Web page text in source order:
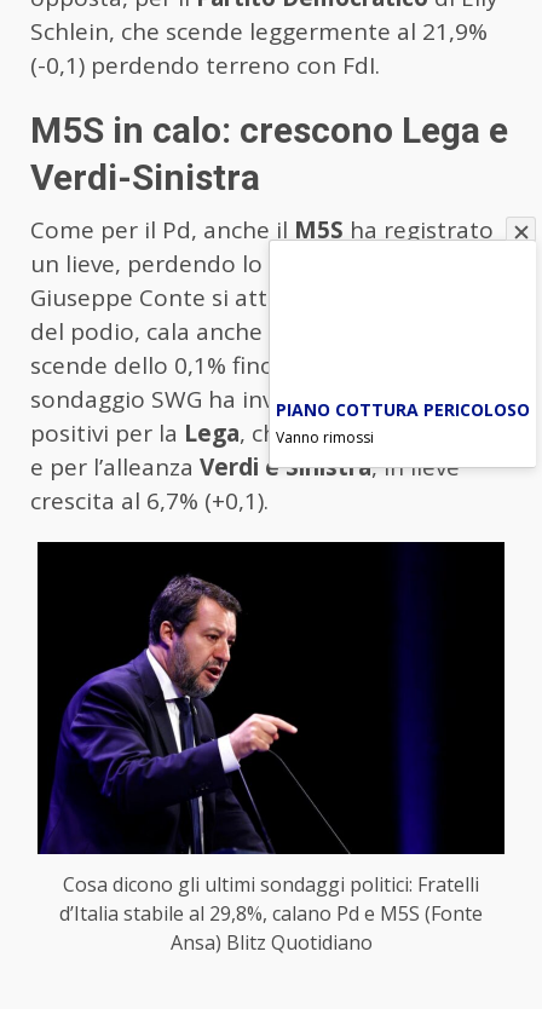
Schlein, che scende leggermente al 21,9%
(-0,1) perdendo terreno con FdI.
M5S in calo: crescono Lega e
Verdi-Sinistra
Come per il Pd, anche il M5S ha registrato
un lieve, perdendo lo 0,3%. Ora il partito di
Giuseppe Conte si attesta all’11,5%. Ai piedi
del podio, cala anche
scende dello 0,1% fino all’8,4%. L’ultimo
sondaggio SWG ha invece registrato segnali
positivi per la Lega, che sale al 6,6% (+0,2),
e per l’alleanza Verdi e Sinistra, in lieve
crescita al 6,7% (+0,1).
Cosa dicono gli ultimi sondaggi politici: Fratelli
d’Italia stabile al 29,8%, calano Pd e M5S (Fonte
Ansa) Blitz Quotidiano
PIANO COTTURA PERICOLOSO
Vanno rimossi